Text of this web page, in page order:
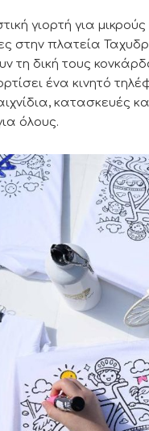
γιορτή για
στην πλατεία
τη δική τους
ένα κινητό
κατασκευές
όλους.